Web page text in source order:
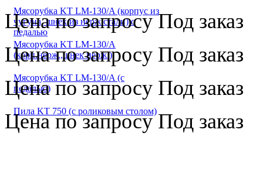
Мясорубка KT LM-130/A (корпус из
чугуна, шнек из нерж.стали) с
педалью
Цена по запросуПод заказ
Мясорубка KT LM-130/A
(корп.нерж.,шнек нерж.)
Цена по запросу Под заказ
Мясорубка KT LM-130/A (с
педалью)
Цена по запросу Под заказ
Пила KT 750 (с роликовым столом)
Цена по запросуПод заказ